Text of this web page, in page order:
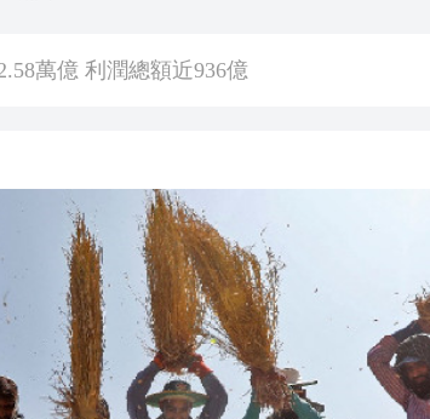
萬億 利潤總額近936億
獨立委員會工作 李家超暫停3項公職委任
證文儒沉香從傳統邁向現代
來瓊考察
約18億元